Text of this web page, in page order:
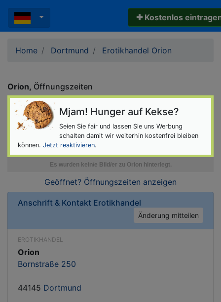
✚ Kostenlos
Home Dortmund Erotikhandel Orion
Orion Öffnungszeiten
Mjam! Hunger auf Kekse?
Seien Sie fair und lassen Sie uns Werbung
schalten damit wir weiterhin kostenfrei bleiben
können. Jetzt reaktivieren.
Geöffnet? Öffnungszeiten anzeigen
Anschrift & Kontakt Erotikhandel
Änderung mitteilen
EROTIKHANDEL
Orion
Bornstraße 250
44145 Dortmund